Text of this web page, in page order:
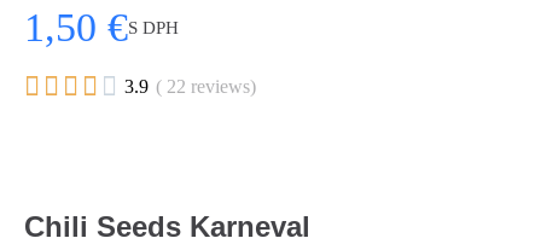
1,50 €S DPH
     3.9 ( 22 reviews)
Chili Seeds Karneval